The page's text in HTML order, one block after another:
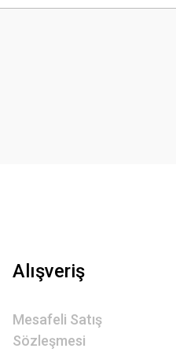
Alışveriş
Mesafeli Satış
Sözleşmesi